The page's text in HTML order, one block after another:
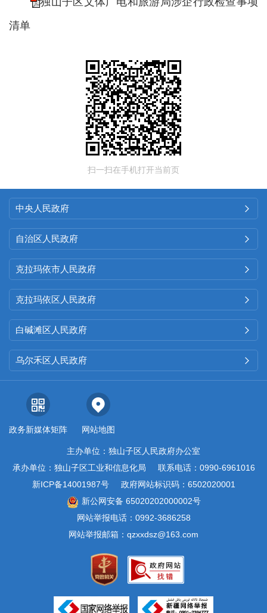
清单
扫一扫在手机打开当前页
中央人民政府 
自治区人民政府 
克拉玛依市人民政府 
克拉玛依区人民政府 
白碱滩区人民政府 
乌尔禾区人民政府 
政务新媒体矩阵 网站地图
主办单位：独山子区人民政府办公室
承办单位：独山子区工业和信息化局
联系电话：0990-6961016
新ICP备14001987号
政府网站标识码：6502020001
新公网安备 65020202000002号
网站举报电话：0992-3686258
网站举报邮箱：qzxxdsz@163.com